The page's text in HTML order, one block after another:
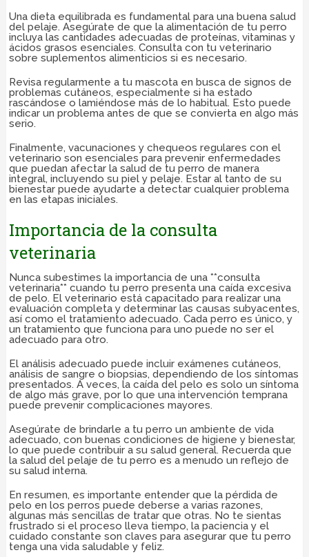
Una dieta equilibrada es fundamental para una buena salud
del pelaje. Asegúrate de que la alimentación de tu perro
incluya las cantidades adecuadas de proteínas, vitaminas y
ácidos grasos esenciales. Consulta con tu veterinario
sobre suplementos alimenticios si es necesario.
Revisa regularmente a tu mascota en busca de signos de
problemas cutáneos, especialmente si ha estado
rascándose o lamiéndose más de lo habitual. Esto puede
indicar un problema antes de que se convierta en algo más
serio.
Finalmente, vacunaciones y chequeos regulares con el
veterinario son esenciales para prevenir enfermedades
que puedan afectar la salud de tu perro de manera
integral, incluyendo su piel y pelaje. Estar al tanto de su
bienestar puede ayudarte a detectar cualquier problema
en las etapas iniciales.
Importancia de la consulta
veterinaria
Nunca subestimes la importancia de una **consulta
veterinaria** cuando tu perro presenta una caída excesiva
de pelo. El veterinario está capacitado para realizar una
evaluación completa y determinar las causas subyacentes,
así como el tratamiento adecuado. Cada perro es único, y
un tratamiento que funciona para uno puede no ser el
adecuado para otro.
El análisis adecuado puede incluir exámenes cutáneos,
análisis de sangre o biopsias, dependiendo de los síntomas
presentados. A veces, la caída del pelo es solo un síntoma
de algo más grave, por lo que una intervención temprana
puede prevenir complicaciones mayores.
Asegúrate de brindarle a tu perro un ambiente de vida
adecuado, con buenas condiciones de higiene y bienestar,
lo que puede contribuir a su salud general. Recuerda que
la salud del pelaje de tu perro es a menudo un reflejo de
su salud interna.
En resumen, es importante entender que la pérdida de
pelo en los perros puede deberse a varias razones,
algunas más sencillas de tratar que otras. No te sientas
frustrado si el proceso lleva tiempo, la paciencia y el
cuidado constante son claves para asegurar que tu perro
tenga una vida saludable y feliz.